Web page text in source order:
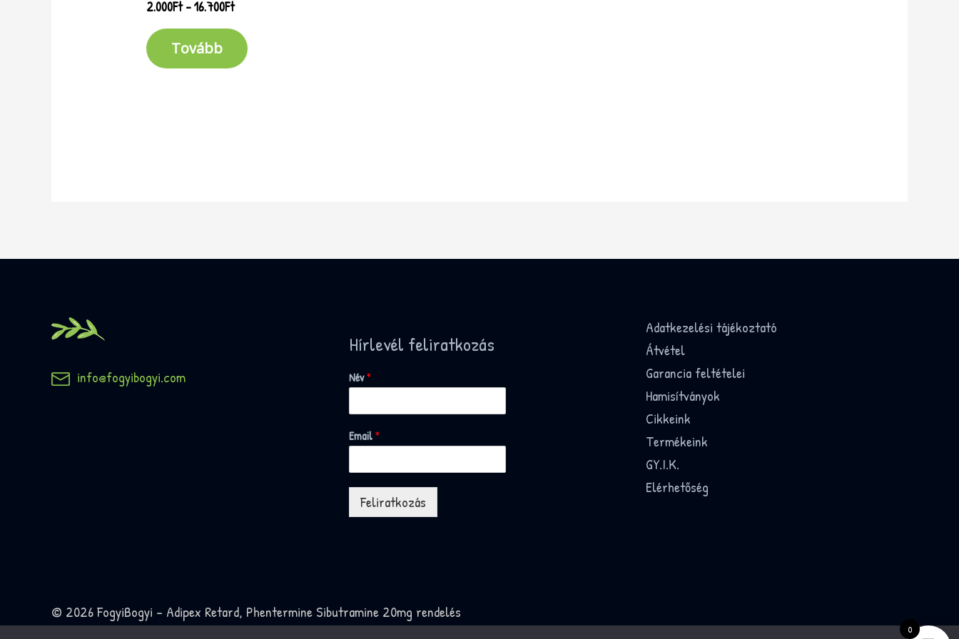
2.000Ft–16.700Ft
Tovább
info@fogyibogyi.com
Hírlevél feliratkozás
Név*
Email*
Feliratkozás
Adatkezelési tájékoztató
Átvétel
Garancia feltételei
Hamisítványok
Cikkeink
Termékeink
GY.I.K.
Elérhetőség
© 2026 FogyiBogyi - Adipex Retard, Phentermine Sibutramine 20mg rendelés
0